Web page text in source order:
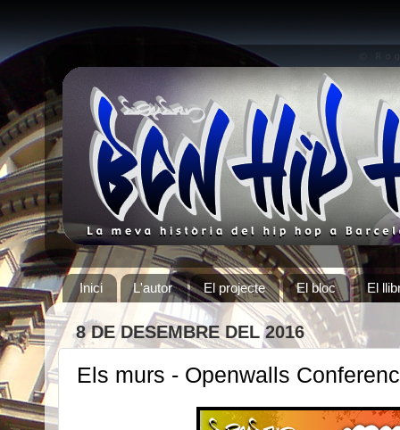
Inici L'autor El projecte El bloc El
8 DE DESEMBRE DEL 2016
Els murs - Openwalls